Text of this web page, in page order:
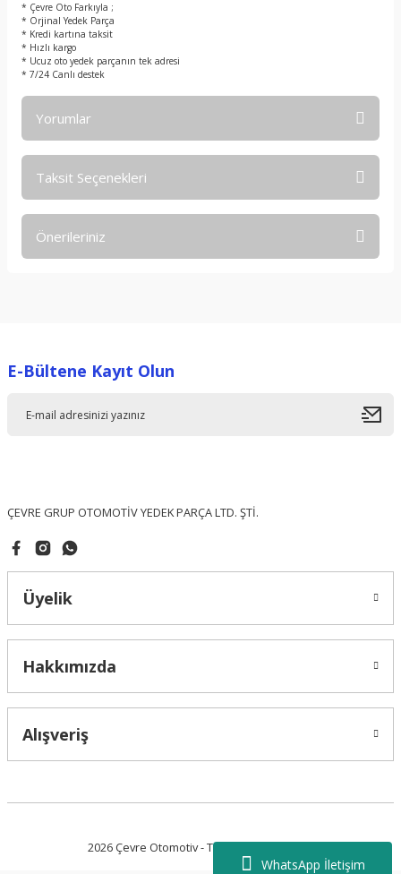
WhatsApp İletişim
* Çevre Oto Farkıyla ;
* Orjinal Yedek Parça
* Kredi kartına taksit
* Hızlı kargo
* Ucuz oto yedek parçanın tek adresi
* 7/24 Canlı destek
Yorumlar
Taksit Seçenekleri
Önerileriniz
Ürün resmi kalitesiz, bozuk veya görüntülenemiyor.
E-Bültene Kayıt Olun
ÇEVRE GRUP OTOMOTİV YEDEK PARÇA LTD. ŞTİ.
Üyelik
Hakkımızda
Alışveriş
2026 Çevre Otomotiv - Tüm Hakları Saklıdır.